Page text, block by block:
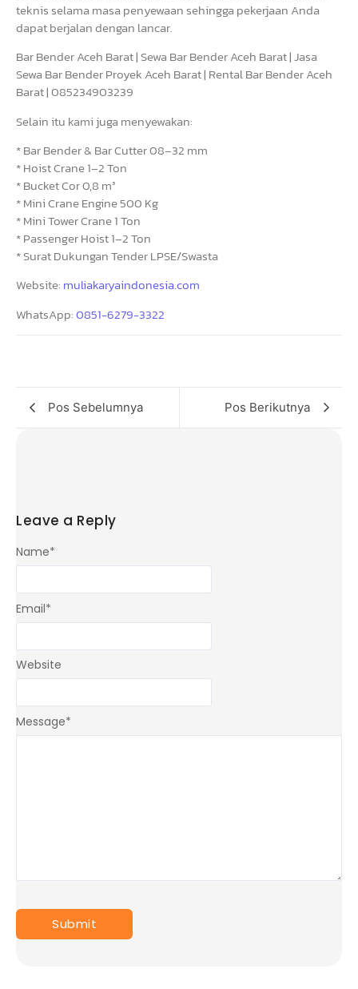
teknis selama masa penyewaan sehingga pekerjaan Anda
dapat berjalan dengan lancar.
Bar Bender Aceh Barat | Sewa Bar Bender Aceh Barat | Jasa
Sewa Bar Bender Proyek Aceh Barat | Rental Bar Bender Aceh
Barat | 085234903239
Selain itu kami juga menyewakan:
* Bar Bender & Bar Cutter 08–32 mm
* Hoist Crane 1–2 Ton
* Bucket Cor 0,8 m³
* Mini Crane Engine 500 Kg
* Mini Tower Crane 1 Ton
* Passenger Hoist 1–2 Ton
* Surat Dukungan Tender LPSE/Swasta
Website: muliakaryaindonesia.com
WhatsApp:0851-6279-3322
Pos Sebelumnya Pos Berikutnya
Leave a Reply
Message*
Name*
Email*
Website